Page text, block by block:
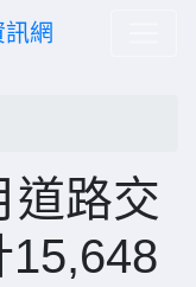
網
道路交